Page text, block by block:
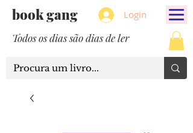
Login
book gang
Todos os dias são dias de ler